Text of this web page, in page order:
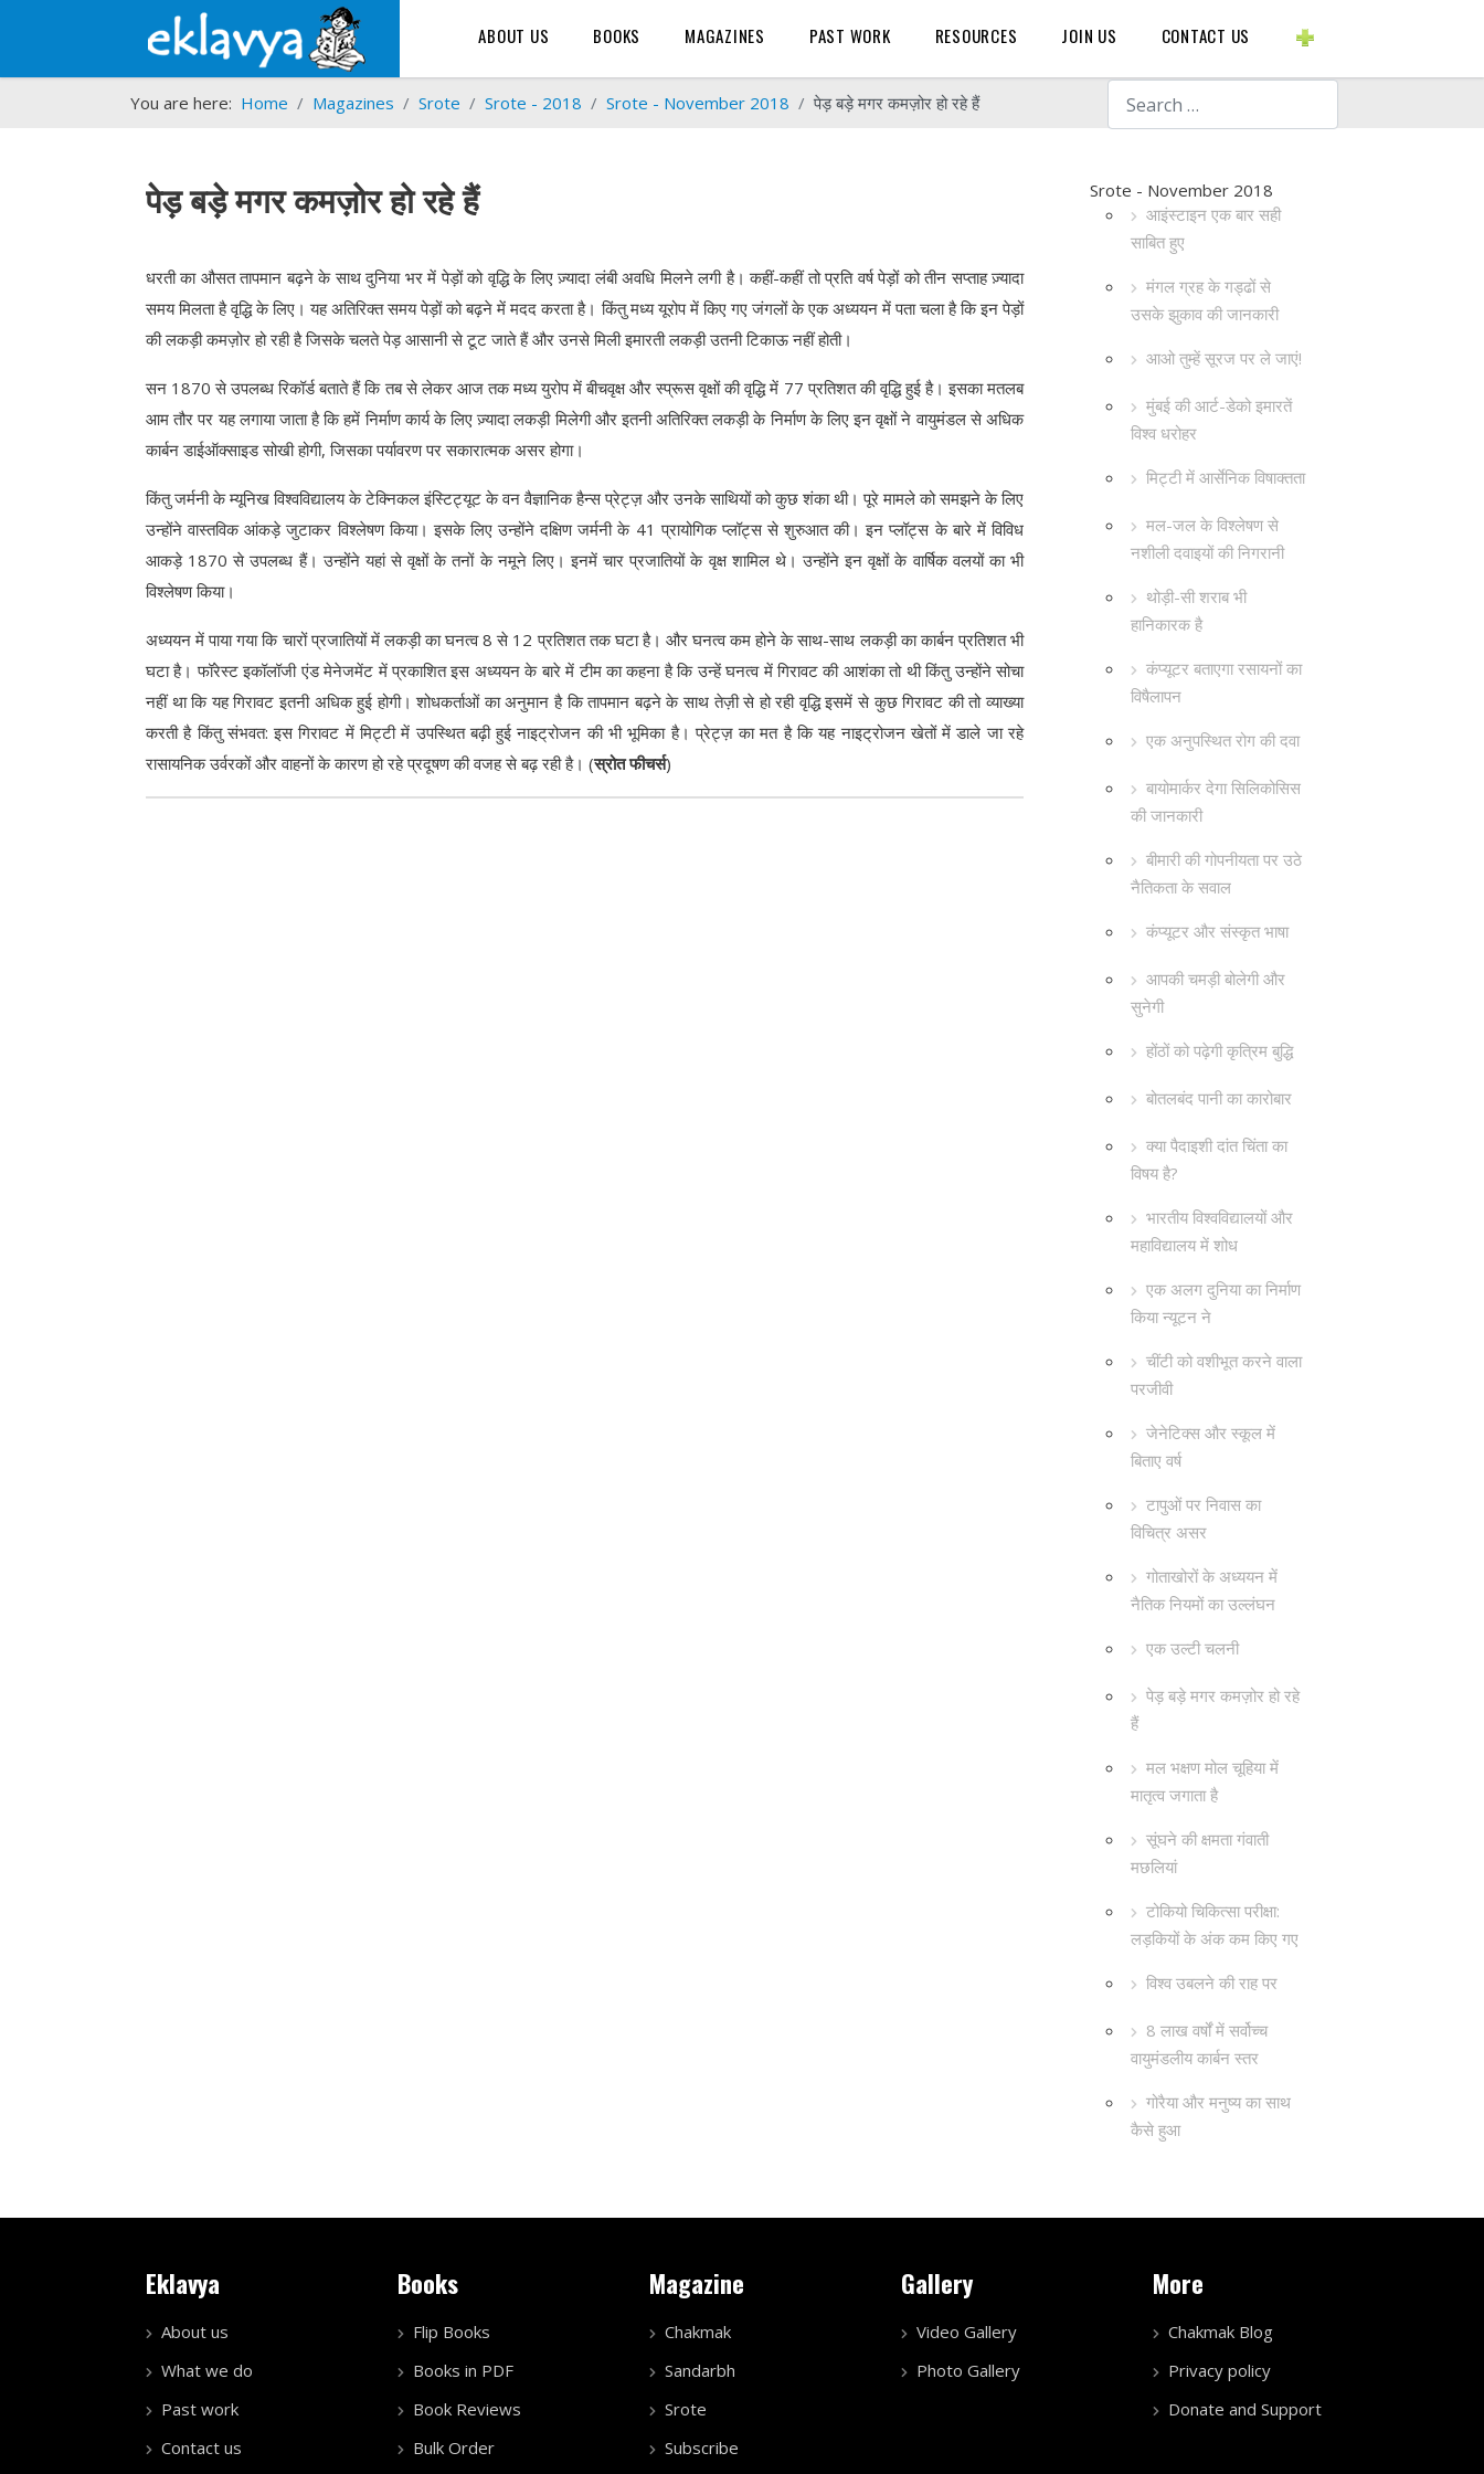
Search
ABOUT US BOOKS MAGAZINES PAST WORK RESOURCES JOIN US CONTACT US
You are here: Home Magazines Srote Srote - 2018 Srote - November 2018 पेड़ बड़े मगर कमज़ोर हो रहे हैं
Srote - November 2018
आइंस्टाइन एक बार सही
साबित हुए
मंगल ग्रह के गड्ढों से
उसके झुकाव की जानकारी
आओ तुम्हें सूरज पर ले जाएं!
मुंबई की आर्ट-डेको इमारतें
विश्व धरोहर
मिट्टी में आर्सेनिक विषाक्तता
मल-जल के विश्लेषण से
नशीली दवाइयों की निगरानी
थोड़ी-सी शराब भी
हानिकारक है
कंप्यूटर बताएगा रसायनों का
विषैलापन
एक अनुपस्थित रोग की दवा
बायोमार्कर देगा सिलिकोसिस
की जानकारी
बीमारी की गोपनीयता पर उठे
नैतिकता के सवाल
कंप्यूटर और संस्कृत भाषा
आपकी चमड़ी बोलेगी और
सुनेगी
होंठों को पढ़ेगी कृत्रिम बुद्धि
बोतलबंद पानी का कारोबार
क्या पैदाइशी दांत चिंता का
विषय है?
भारतीय विश्वविद्यालयों और
महाविद्यालय में शोध
एक अलग दुनिया का निर्माण
किया न्यूटन ने
चींटी को वशीभूत करने वाला
परजीवी
जेनेटिक्स और स्कूल में
बिताए वर्ष
टापुओं पर निवास का
विचित्र असर
गोताखोरों के अध्ययन में
नैतिक नियमों का उल्लंघन
एक उल्टी चलनी
पेड़ बड़े मगर कमज़ोर हो रहे
हैं
मल भक्षण मोल चूहिया में
मातृत्व जगाता है
सूंघने की क्षमता गंवाती
मछलियां
टोकियो चिकित्सा परीक्षा:
लड़कियों के अंक कम किए गए
विश्व उबलने की राह पर
8 लाख वर्षों में सर्वोच्च
वायुमंडलीय कार्बन स्तर
गोरैया और मनुष्य का साथ
कैसे हुआ
पेड़ बड़े मगर कमज़ोर हो रहे हैं
धरती का औसत तापमान बढ़ने के साथ दुनिया भर में पेड़ों को वृद्धि के लिए ज़्यादा लंबी अवधि मिलने लगी है। कहीं-कहीं तो प्रति वर्ष पेड़ों को तीन सप्ताह ज़्यादा
समय मिलता है वृद्धि के लिए। यह अतिरिक्त समय पेड़ों को बढ़ने में मदद करता है। किंतु मध्य यूरोप में किए गए जंगलों के एक अध्ययन में पता चला है कि इन पेड़ों
की लकड़ी कमज़ोर हो रही है जिसके चलते पेड़ आसानी से टूट जाते हैं और उनसे मिली इमारती लकड़ी उतनी टिकाऊ नहीं होती।
सन 1870 से उपलब्ध रिकॉर्ड बताते हैं कि तब से लेकर आज तक मध्य युरोप में बीचवृक्ष और स्प्रूस वृक्षों की वृद्धि में 77 प्रतिशत की वृद्धि हुई है। इसका मतलब
आम तौर पर यह लगाया जाता है कि हमें निर्माण कार्य के लिए ज़्यादा लकड़ी मिलेगी और इतनी अतिरिक्त लकड़ी के निर्माण के लिए इन वृक्षों ने वायुमंडल से अधिक
कार्बन डाईऑक्साइड सोखी होगी, जिसका पर्यावरण पर सकारात्मक असर होगा।
किंतु जर्मनी के म्यूनिख विश्वविद्यालय के टेक्निकल इंस्टिट्यूट के वन वैज्ञानिक हैन्स प्रेट्ज़ और उनके साथियों को कुछ शंका थी। पूरे मामले को समझने के लिए
उन्होंने वास्तविक आंकड़े जुटाकर विश्लेषण किया। इसके लिए उन्होंने दक्षिण जर्मनी के 41 प्रायोगिक प्लॉट्स से शुरुआत की। इन प्लॉट्स के बारे में विविध
आकड़े 1870 से उपलब्ध हैं। उन्होंने यहां से वृक्षों के तनों के नमूने लिए। इनमें चार प्रजातियों के वृक्ष शामिल थे। उन्होंने इन वृक्षों के वार्षिक वलयों का भी
विश्लेषण किया।
अध्ययन में पाया गया कि चारों प्रजातियों में लकड़ी का घनत्व 8 से 12 प्रतिशत तक घटा है। और घनत्व कम होने के साथ-साथ लकड़ी का कार्बन प्रतिशत भी
घटा है। फॉरेस्ट इकॉलॉजी एंड मेनेजमेंट में प्रकाशित इस अध्ययन के बारे में टीम का कहना है कि उन्हें घनत्व में गिरावट की आशंका तो थी किंतु उन्होंने सोचा
नहीं था कि यह गिरावट इतनी अधिक हुई होगी। शोधकर्ताओं का अनुमान है कि तापमान बढ़ने के साथ तेज़ी से हो रही वृद्धि इसमें से कुछ गिरावट की तो व्याख्या
करती है किंतु संभवत: इस गिरावट में मिट्टी में उपस्थित बढ़ी हुई नाइट्रोजन की भी भूमिका है। प्रेट्ज़ का मत है कि यह नाइट्रोजन खेतों में डाले जा रहे
रासायनिक उर्वरकों और वाहनों के कारण हो रहे प्रदूषण की वजह से बढ़ रही है। (स्रोत फीचर्स)
Eklavya
About us
What we do
Past work
Contact us
Books
Flip Books
Books in PDF
Book Reviews
Bulk Order
Magazine
Chakmak
Sandarbh
Srote
Subscribe
Gallery
Video Gallery
Photo Gallery
More
Chakmak Blog
Privacy policy
Donate and Support